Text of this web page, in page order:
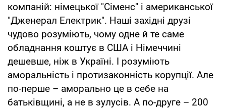
компаній: німецької "Сіменс" і американської
"Дженерал Електрик". Наші західні друзі
чудово розуміють, чому одне й те саме
обладнання коштує в США і Німеччині
дешевше, ніж в Україні. І розуміють
аморальність і протизаконність корупції. Але
по-перше – аморально це в себе на
батьківщині, а не в зулусів. А по-друге – 200